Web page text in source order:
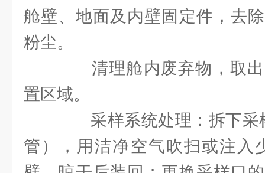
舱壁、地面及内壁固定件，去
粉尘。
清理舱内废弃物，取出
置区域。
采样系统处理：拆下采
管），用洁净空气吹扫或注入